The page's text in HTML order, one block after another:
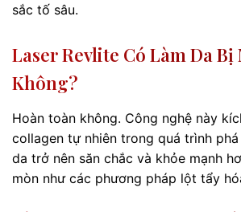
sắc tố sâu.
Laser Revlite Có Làm Da
Không?
Hoàn toàn không. Công nghệ này
collagen tự nhiên trong quá trình
da trở nên săn chắc và khỏe mạnh
mòn như các phương pháp lột tẩy